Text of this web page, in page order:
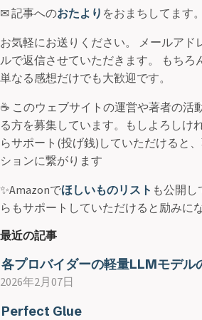
✉ 記事へのおたより をおまちしてます。
お気軽にお送りください。 メールアド
ルで返信させていただきます。 もちろ
単なる感想だけでも大歓迎です。
☕ このウェブサイトの運営や著者の活
る方を募集しています。もしよろしけれ
らサポート(投げ銭)していただけると
ションに繋がります
✨Amazonでほしいものリスト も公開
らもサポートしていただけると励みに
最近の記事
各プロバイダーの軽量LLMモデル
2026年2月07日
Perfect Glue